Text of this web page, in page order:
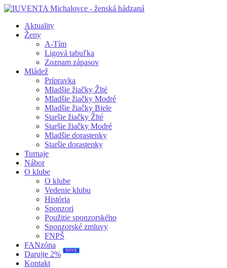
Aktuality
Ženy
A-Tím
Ligová tabuľka
Zoznam zápasov
Mládež
Prípravka
Mladšie žiačky Žlté
Mladšie žiačky Modré
Mladšie žiačky Biele
Staršie žiačky Žlté
Staršie žiačky Modré
Mladšie dorastenky
Staršie dorastenky
Turnaje
Nábor
O klube
O klube
Vedenie klubu
História
Sponzori
Použitie sponzorského
Sponzorské zmluvy
FNPŠ
FANzóna
Darujte 2%
NOVÉ
Kontakt